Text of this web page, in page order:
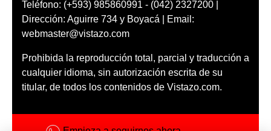
Teléfono: (+593) 985860991 - (042) 2327200 |
Dirección: Aguirre 734 y Boyacá | Email:
webmaster@vistazo.com
Prohibida la reproducción total, parcial y traducción a
cualquier idioma, sin autorización escrita de su
titular, de todos los contenidos de Vistazo.com.